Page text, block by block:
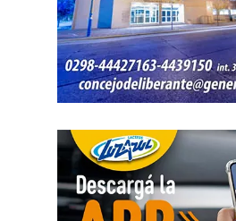
Estatuto del Periodista
reforma laboral que vinimos a
existe una política sistemática
libertad sindical y el derecho a
convenios y facilitar el despido de
desarticular la organización
garantizó la pluralidad de voces
Además, la abogada Amartino
todas las organizaciones que
puertos y aduanas del el Senasa,
medios públicos, personal de
forestales, agentes de tránsito,
Comisión Nacional de
migraciones y mantenimiento de
municipios, entre otros. Además,
vuelos sanitarios y de Estado por
Administración Nacional de
y ANSES atenderán únicamente